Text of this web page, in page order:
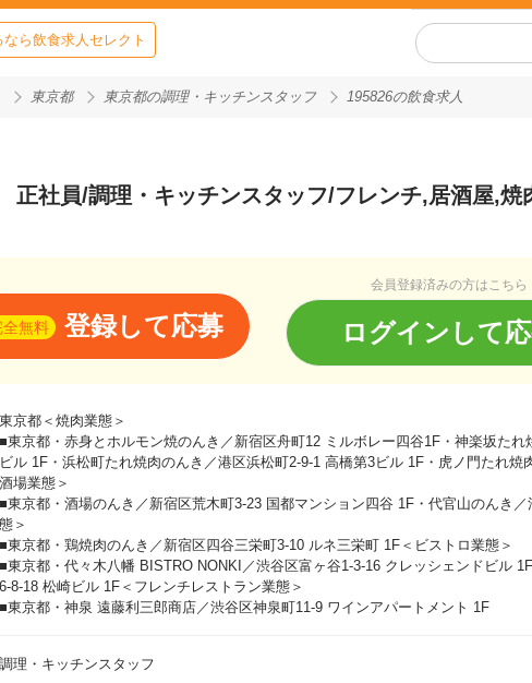
ら飲食求人セレクト
東京都 東京都の調理・キッチンスタッフ 195826の飲食求人
正社員/調理・キッチンスタッフ/フレンチ,居酒屋,焼
全無料 登録して応募
会員登録済みの方はこちら
ログインして
東京都＜焼肉業態＞
■東京都・赤身とホルモン焼のんき／新宿区舟町12 ミルボレー四谷1F・神楽坂た
ビル 1F・浜松町たれ焼肉のんき／港区浜松町2-9-1 高橋第3ビル 1F・虎ノ門たれ
酒場業態＞
■東京都・酒場のんき／新宿区荒木町3-23 国都マンション四谷 1F・代官山のんき
態＞
■東京都・鶏焼肉のんき／新宿区四谷三栄町3-10 ルネ三栄町 1F＜ビストロ業態＞
■東京都・代々木八幡 BISTRO NONKI／渋谷区富ヶ谷1-3-16 クレッシェンドビル
6-8-18 松崎ビル 1F＜フレンチレストラン業態＞
■東京都・神泉 遠藤利三郎商店／渋谷区神泉町11-9 ワインアパートメント 1F
調理・キッチンスタッフ